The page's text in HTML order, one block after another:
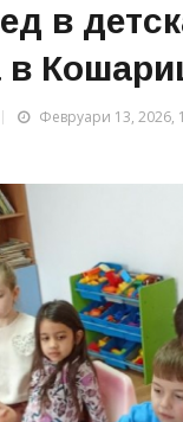
в
в
Февруари 13, 2026,